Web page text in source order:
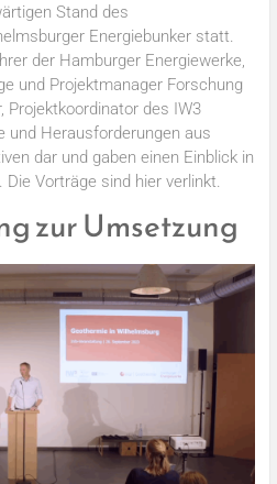
Stand des
Energiebunker statt.
der Hamburger Energiewerke,
und Projektmanager Forschung
Projektkoordinator des IW3
und Herausforderungen aus
dar und gaben einen Einblick in
Vorträge sind hier verlinkt.
zur Umsetzung